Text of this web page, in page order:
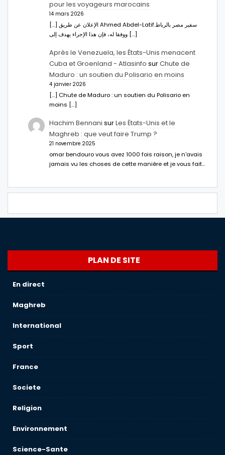
pour les voyageurs marocains
14 mars 2026
[…] الإعلان عن طريق Ahmed Abdel-Latifسفير مصر بالرباط.
ووفقا له، فإن هذا الإجراء يهدف إلى […]
Après le Venezuela, les États-Unis menacent
Cuba et Groenland - Atlasinfo surChute de
Maduro : un soutien du Polisario en moins
4 janvier 2026
[…] Chute de Maduro : un soutien du Polisario en
moins […]
Hachim Bennani surLes États-Unis et le
Maghreb : que veut faire Trump ?
21 novembre 2025
omar bendouro vous avez 1000 fois raison, je n'avais
jamais vu les choses de cette manière et je vous fait…
PLAN DE SITE
En direct
Maghreb
International
Sport
France
Societe
Religion
Environnement
Science-Sante